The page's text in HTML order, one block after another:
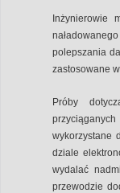
Inżynierowie
polepszania
zastosowane
Próby
wykorzystane
dziale
wydalać
przewodzie